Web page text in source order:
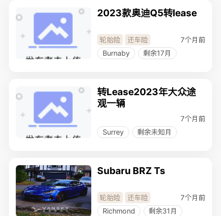
2023款奥迪Q5转lease
轮胎险 还车险
7个月前
Burnaby
剩余17月
转Lease2023年大众途
观一辆
7个月前
Surrey
剩余未知月
Subaru BRZ Ts
轮胎险 还车险
7个月前
Richmond
剩余31月